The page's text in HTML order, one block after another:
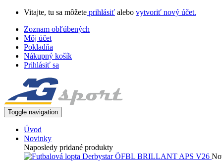
Vitajte, tu sa môžete prihlásiť alebo vytvoriť nový účet.
Zoznam obľúbených
Môj účet
Pokladňa
Nákupný košík
Prihlásiť sa
Toggle navigation
Úvod
Novinky
Naposledy pridané produkty